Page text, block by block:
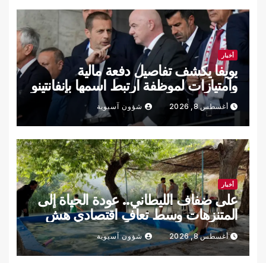
أخبار
يويفا يكشف تفاصيل دفعة مالية
وامتيازات لموظفة ارتبط اسمها بإنفانتينو
أغسطس 8, 2026 شؤون آسيوية
أخبار
على ضفاف الليطاني.. عودة الحياة إلى
المتنزهات وسط تعافٍ اقتصادي هش
أغسطس 8, 2026 شؤون آسيوية